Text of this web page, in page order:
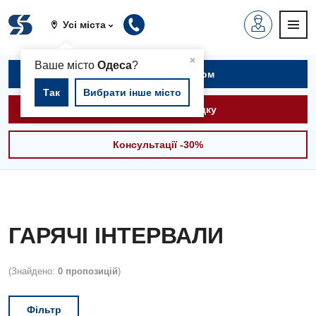
Усі міста
×
Ваше містоОдеса?
Так Вибрати інше місто
Записатися на прийом
Викликати швидку
Консультації -30%
ГАРЯЧІ ІНТЕРВАЛИ
(Знайдено: 0 пропозицій)
Фільтр